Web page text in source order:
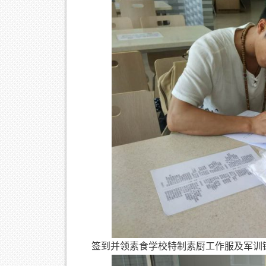
签到并领素食学校特制素厨工作服及军训